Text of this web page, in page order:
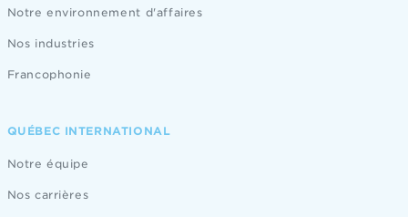
Notre environnement d'affaires
Nos industries
Francophonie
QUÉBEC INTERNATIONAL
Notre équipe
Nos carrières